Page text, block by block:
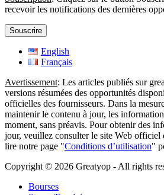
recevoir les notifications des dernières
Souscrire
English
Français
Avertissement: Les articles publiés sur
versions résumées des opportunités
officielles des fournisseurs. Dans la
maintenir le contenu à jour, les
moment, sans préavis. Pour obtenir des
jour, veuillez consulter le site Web officiel
lire notre page "Conditions d’utilisation"
Copyright © 2026 Greatyop - All rights
Bourses